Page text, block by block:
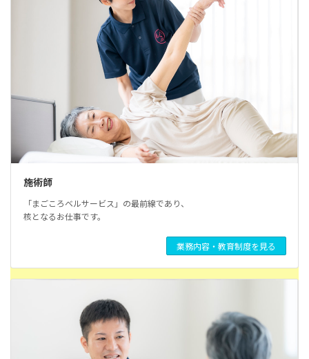
施術師
「まごころベルサービス」の最前線であり、
核となるお仕事です。
業務内容・教育制度を見る